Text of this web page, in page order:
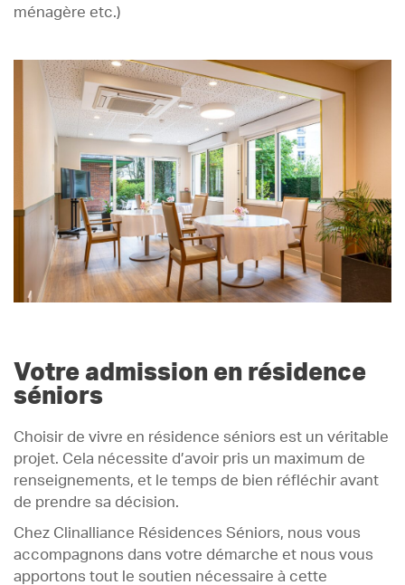
ménagère etc.)
Votre admission en résidence
séniors
Choisir de vivre en résidence séniors est un véritable
projet. Cela nécessite d’avoir pris un maximum de
renseignements, et le temps de bien réfléchir avant
de prendre sa décision.
Chez Clinalliance Résidences Séniors, nous vous
accompagnons dans votre démarche et nous vous
apportons tout le soutien nécessaire à cette